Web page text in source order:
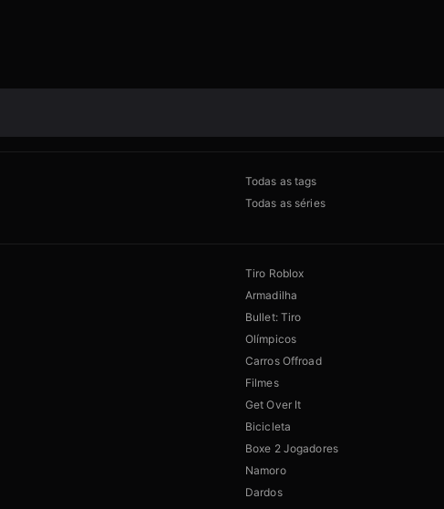
Todas as tags
Todas as séries
Tiro Roblox
Armadilha
Bullet: Tiro
Olímpicos
Carros Offroad
Filmes
Get Over It
Bicicleta
Boxe 2 Jogadores
Namoro
Dardos